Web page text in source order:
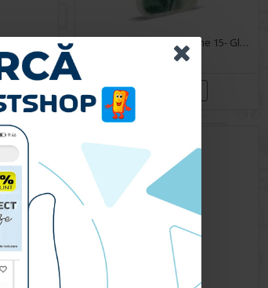
Husa spate pentru iPhone 15- Glow case
99.90 lei